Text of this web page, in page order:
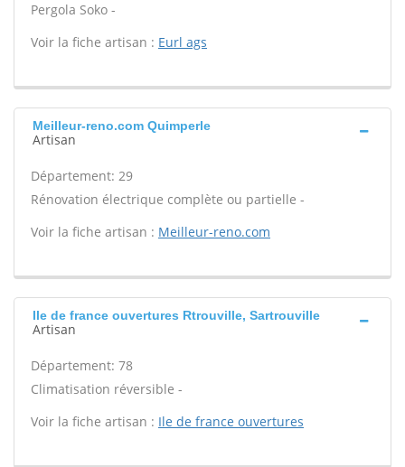
Pergola Soko -
Voir la fiche artisan : Eurl ags
Meilleur-reno.com Quimperle
Artisan
Département: 29
Rénovation électrique complète ou partielle -
Voir la fiche artisan : Meilleur-reno.com
Ile de france ouvertures Rtrouville, Sartrouville
Artisan
Département: 78
Climatisation réversible -
Voir la fiche artisan : Ile de france ouvertures